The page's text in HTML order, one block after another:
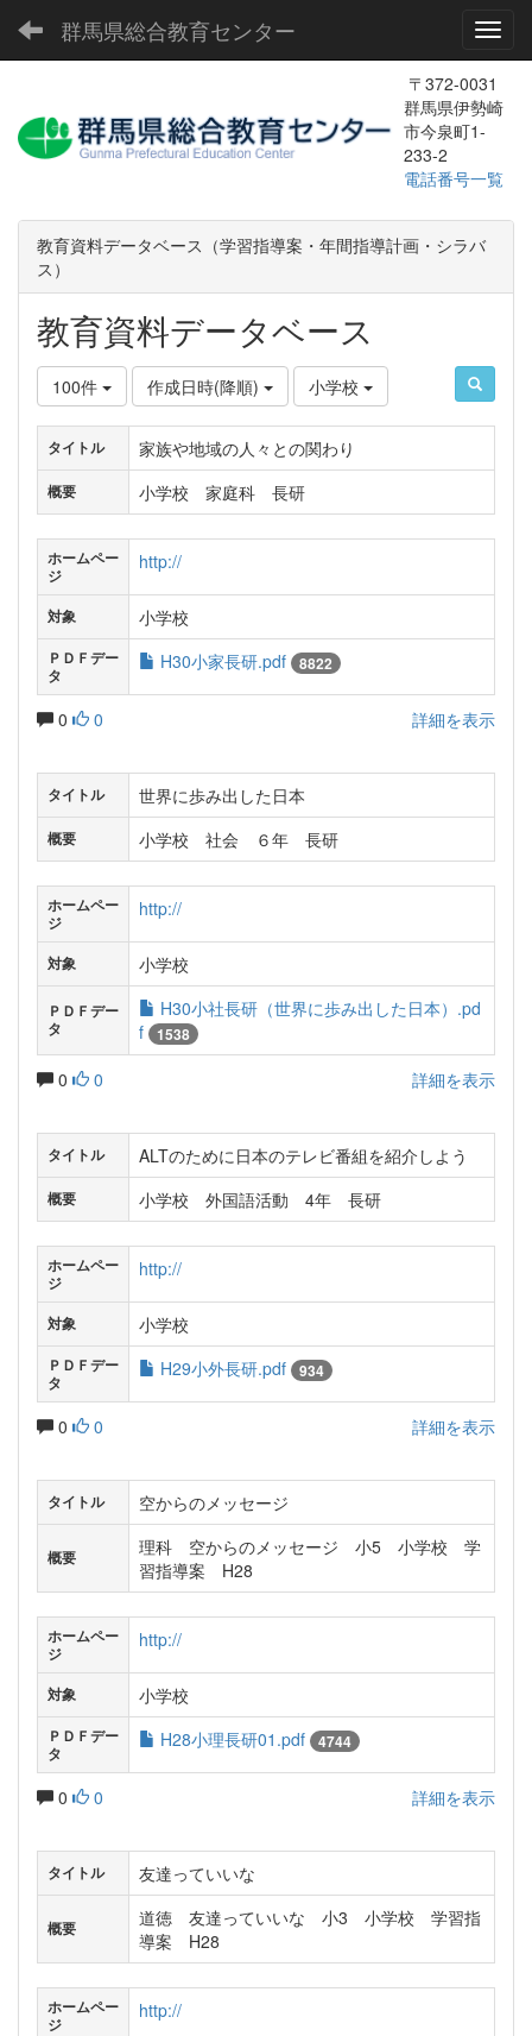
群馬県総合教育センター
〒372-0031
群馬県伊勢崎
市今泉町1-
233-2
電話番号一覧
教育資料データベース（学習指導案・年間指導計画・シラバ
ス）
教育資料データベース
100件 作成日時(降順) 小学校
タイトル 家族や地域の人々との関わり
概要 小学校 家庭科 長研
ホームペー
ジ
http://
対象 小学校
ＰＤＦデー
タ
H30小家長研.pdf 8822
0 0 詳細を表示
タイトル 世界に歩み出した日本
概要 小学校 社会 ６年 長研
ホームペー
ジ
http://
対象 小学校
ＰＤＦデー
タ
H30小社長研（世界に歩み出した日本）.pd
f
1538
0 0 詳細を表示
タイトル ALTのために日本のテレビ番組を紹介しよう
概要 小学校 外国語活動 4年 長研
ホームペー
ジ
http://
対象 小学校
ＰＤＦデー
タ
H29小外長研.pdf 934
0 0 詳細を表示
タイトル 空からのメッセージ
概要
理科 空からのメッセージ 小5 小学校 学
習指導案 H28
ホームペー
ジ
http://
対象 小学校
ＰＤＦデー
タ
H28小理長研01.pdf 4744
0 0 詳細を表示
タイトル 友達っていいな
概要
道徳 友達っていいな 小3 小学校 学習指
導案 H28
ホームペー
ジ
http://